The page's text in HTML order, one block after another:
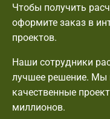
Чтобы получить
оформите заказ в
проектов.
Наши сотрудники
лучшее решение. Мы
качественные
миллионов.